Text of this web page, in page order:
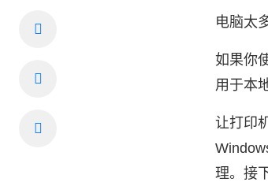
电脑太
如果你
用于本
让打印
理。接